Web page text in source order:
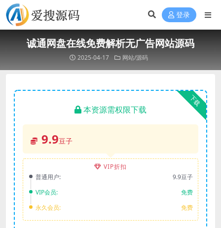
登录
诚通网盘在线免费解析无广告网站源码
2025-04-17 网站/源码
下载
本资源需权限下载
9.9豆子
VIP折扣
普通用户:
9.9豆子
VIP会员:
免费
永久会员:
免费